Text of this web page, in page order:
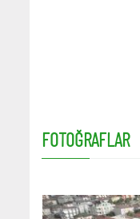
FOTOĞRAFLAR